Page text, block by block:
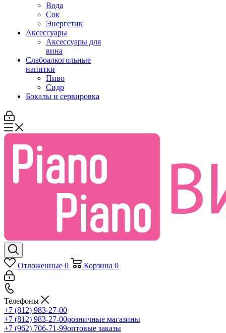
Вода
Сок
Энергетик
Аксессуары
Аксессуары для
вина
Слабоалкогольные
напитки
Пиво
Сидр
Бокалы и сервировка
Отложенные 0 Корзина 0
Телефоны
+7 (812) 983-27-00
+7 (812) 983-27-00розничные магазины
+7 (962) 706-71-99оптовые заказы